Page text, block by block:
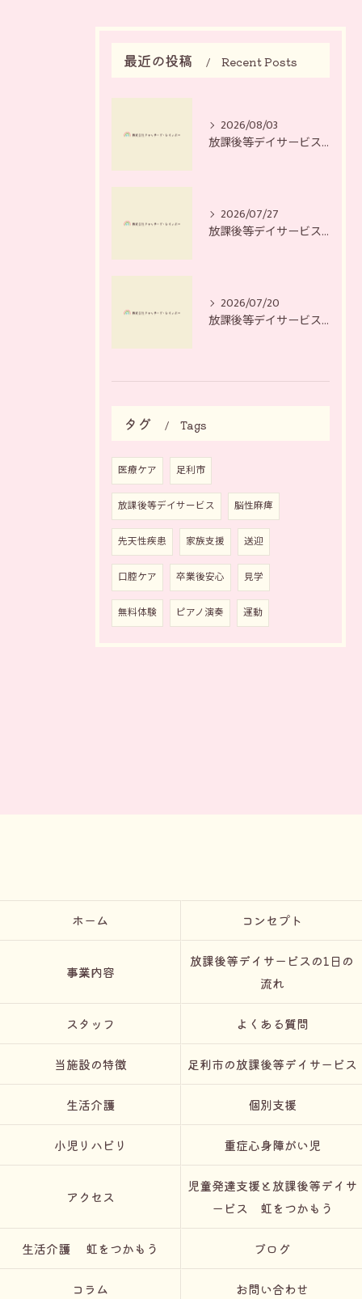
最近の投稿 Recent Posts
2026/08/03
放課後等デイサービスの地域協力を強化するための実践ノウハウと最新ガイドライン整理
2026/07/27
放課後等デイサービスとプレスリリースから読み解く栃木県足利市栃木市の最新支援情報
2026/07/20
放課後等デイサービスのイノベーション推進で質と支援体制を高める最新実践ガイド
タグ Tags
医療ケア 足利市
放課後等デイサービス 脳性麻痺
先天性疾患 家族支援 送迎
口腔ケア 卒業後安心 見学
無料体験 ピアノ演奏 運動
ホーム コンセプト
事業内容
放課後等デイサービスの1日の
流れ
スタッフ よくある質問
当施設の特徴 足利市の放課後等デイサービス
生活介護 個別支援
小児リハビリ 重症心身障がい児
アクセス
児童発達支援と放課後等デイサ
ービス 虹をつかもう
生活介護 虹をつかもう ブログ
コラム お問い合わせ